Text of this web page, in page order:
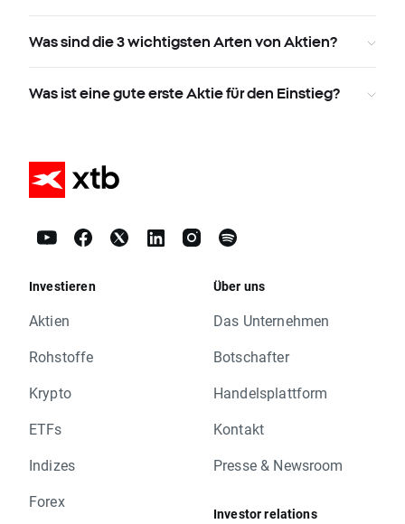
Was sind die 3 wichtigsten Arten von Aktien?
Was ist eine gute erste Aktie für den Einstieg?
Investieren
Aktien
Rohstoffe
Krypto
ETFs
Indizes
Forex
Über uns
Das Unternehmen
Botschafter
Handelsplattform
Kontakt
Presse & Newsroom
Investor relations